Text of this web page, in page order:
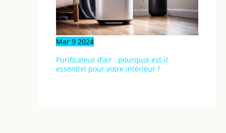
Mar 9 2024
Purificateur d’air : pourquoi est-il
essentiel pour votre intérieur ?